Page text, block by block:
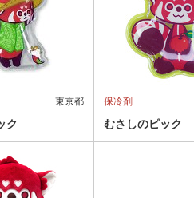
東京都
ク
保冷剤
むさしのピック